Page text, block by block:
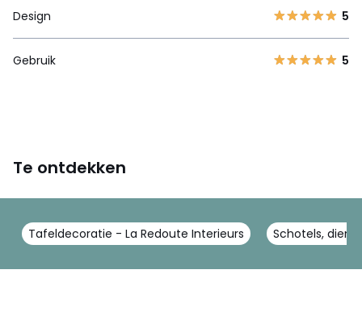
Design 5
Gebruik 5
Te ontdekken
Tafeldecoratie - La Redoute Interieurs Schotels,